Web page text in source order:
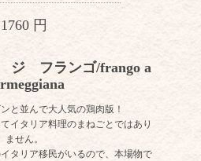
1760 円
ジ フランゴ/frango a
と並んで大人気の鶏肉版！
イタリア料理のまねごとではあり
ません。
タリア移民がいるので、本場物で